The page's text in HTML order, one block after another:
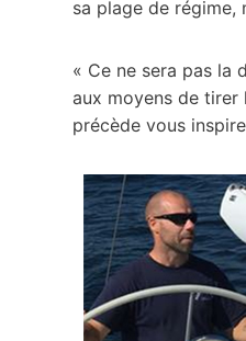
sa plage de
« Ce ne sera pas la
aux moyens de tirer
précède vous